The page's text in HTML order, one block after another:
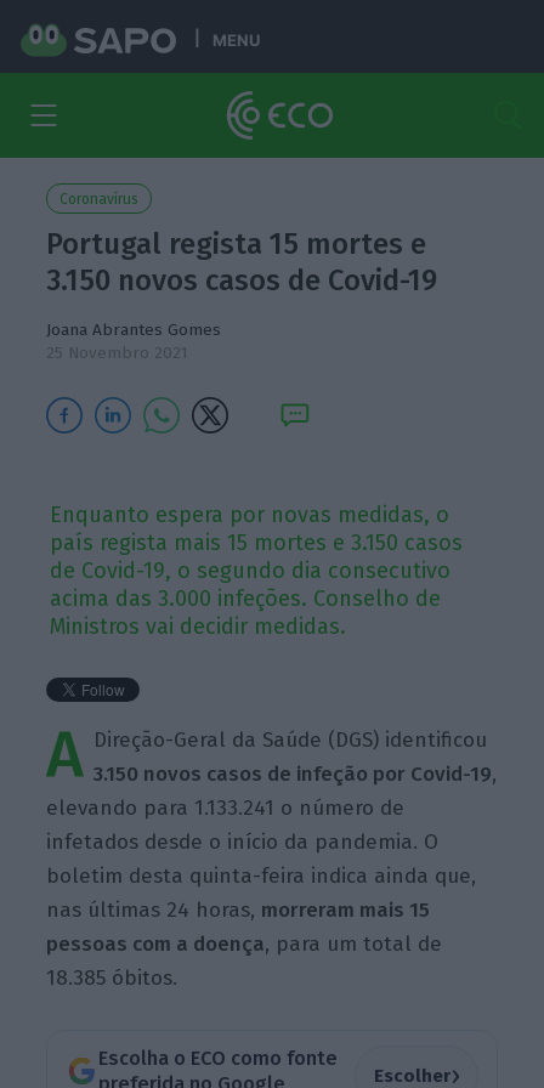
MENU
Coronavírus
Portugal regista 15 mortes e
3.150 novos casos de Covid-19
Joana Abrantes Gomes
25 Novembro 2021
Enquanto espera por novas medidas, o
país regista mais 15 mortes e 3.150 casos
de Covid-19, o segundo dia consecutivo
acima das 3.000 infeções. Conselho de
Ministros vai decidir medidas.
A Direção-Geral da Saúde (DGS) identificou
3.150 novos casos de infeção por Covid-19,
elevando para 1.133.241 o número de
infetados desde o início da pandemia. O
boletim desta quinta-feira indica ainda que,
nas últimas 24 horas, morreram mais 15
pessoas com a doença, para um total de
18.385 óbitos.
Escolha o ECO como fonte
Escolher›